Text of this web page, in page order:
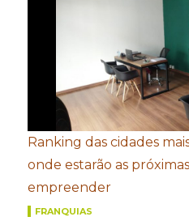
Ranking das cidades
onde estarão as
empreender
FRANQUIAS